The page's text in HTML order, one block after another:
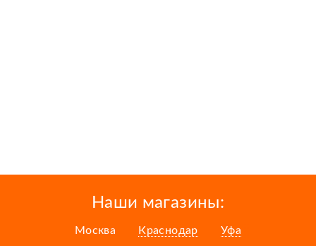
Наши магазины:
Москва Краснодар Уфа